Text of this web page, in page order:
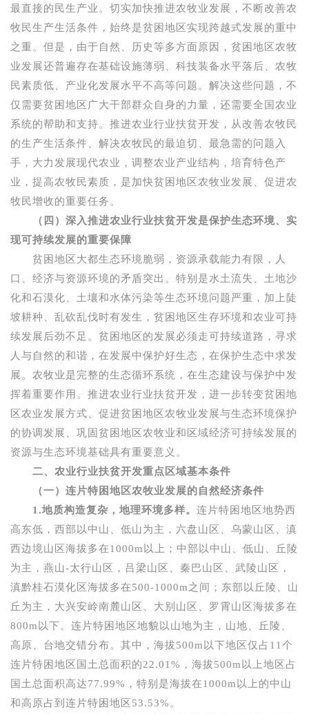
最直接的民生产业。切实加快推进农牧业发展，不断改善农
牧民生产生活条件，始终是贫困地区实现跨越式发展的重中
之重。但是，由于自然、历史等多方面原因，贫困地区农牧
业发展还普遍存在基础设施薄弱、科技装备水平落后、农牧
民素质低、产业化发展水平不高等问题。解决这些问题，不
仅需要贫困地区广大干部群众自身的力量，还需要全国农业
系统的帮助和支持。推进农业行业扶贫开发，从改善农牧民
的生产生活条件、解决农牧民的最迫切、最急需的问题入
手，大力发展现代农业，调整农业产业结构，培育特色产
业，提高农牧民素质，是加快贫困地区农牧业发展、促进农
牧民增收的重要任务。
（四）深入推进农业行业扶贫开发是保护生态环境、实
现可持续发展的重要保障
贫困地区大都生态环境脆弱，资源承载能力有限，人
口、经济与资源环境的矛盾突出。特别是水土流失、土地沙
化和石漠化、土壤和水体污染等生态环境问题严重，加上陡
坡耕种、乱砍乱伐时有发生，贫困地区生存环境和农业可持
续发展后劲不足。贫困地区的发展必须走可持续道路，寻求
人与自然的和谐，在发展中保护好生态，在保护生态中求发
展。农牧业是完整的生态循环系统，在生态建设与保护中发
挥着重要作用。推进农业行业扶贫开发，进一步转变贫困地
区农业发展方式、促进贫困地区农牧业发展与生态环境保护
的协调发展、巩固贫困地区农牧业和区域经济可持续发展的
资源与生态环境基础具有重要意义。
二、农业行业扶贫开发重点区域基本条件
（一）连片特困地区农牧业发展的自然经济条件
1.地质构造复杂，地理环境多样。 连片特困地区地势西
高东低，西部以中山、低山为主，六盘山区、乌蒙山区、滇
西边境山区海拔多在1000m 以上；中部以中山、低山、丘陵
为主，燕山-太行山区，吕梁山区、秦巴山区、武陵山区，
滇黔桂石漠化区海拔多在500-1000m之间；东部以丘陵、山
丘为主，大兴安岭南麓山区、大别山区、罗霄山区海拔多在
800m 以下。连片特困地区地貌以山地为主，山地、丘陵、
高原、台地交错分布。其中，海拔500m 以下地区仅占 11 个
连片特困地区国土总面积的22.01% ，海拔500m 以上地区占
国土总面积高达77.99% ，特别是海拔在1000m 以上的中山
和高原占到连片特困地区 53.53% 。